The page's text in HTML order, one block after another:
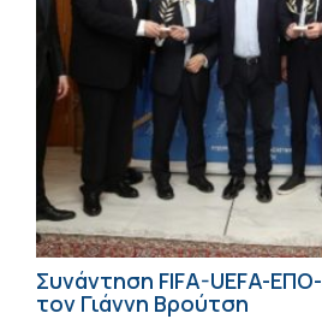
Συνάντηση FIFA-UEFA-
τον Γιάννη Βρούτση